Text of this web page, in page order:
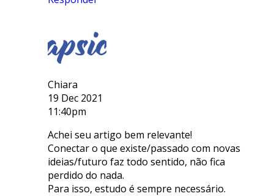
Chiara
19 Dec 2021
11:40pm
Achei seu artigo bem relevante!
Conectar o que existe/passado com novas
ideias/futuro faz todo sentido, não fica
perdido do nada.
Para isso, estudo é sempre necessário.